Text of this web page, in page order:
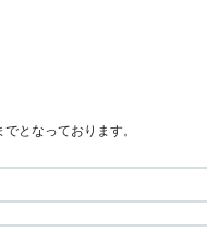
となっております。